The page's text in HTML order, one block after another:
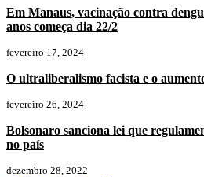
Em Manaus, vacinação contra
anos começa dia 22/2
fevereiro 17, 2024
O ultraliberalismo facista e o
fevereiro 26, 2024
Bolsonaro sanciona lei que
no país
dezembro 28, 2022